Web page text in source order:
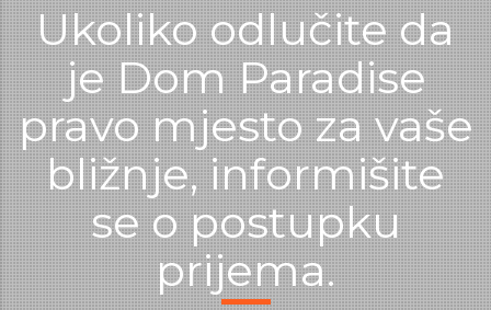
Ukoliko odlučite da
je Dom Paradise
pravo mjesto za vaše
bližnje, informišite
se o postupku
prijema.